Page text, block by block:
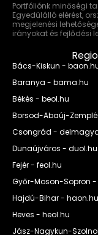
Portfóliónk minőségi
Egyedülálló elérést,
megjelenési
irányokat és fejlődési
Bács-Kiskun -
Baranya - bama.hu
Békés - beol.hu
Borsod-Abaúj-
Csongrád -
Dunaújváros - duol.hu
Fejér - feol.hu
Győr-Moson-Sopron
Hajdú-Bihar - haon.hu
Heves - heol.hu
Jász-Nagykun-